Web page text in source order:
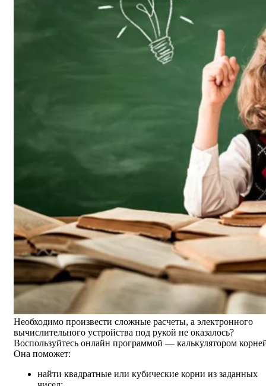
Необходимо произвести сложные расчеты, а электронного
вычислительного устройства под рукой не оказалось?
Воспользуйтесь онлайн программой — калькулятором
Она поможет:
найти квадратные или кубические корни из заданных